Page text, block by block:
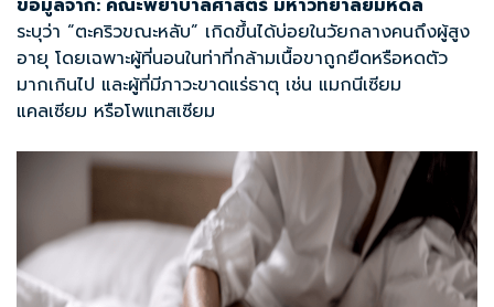
ข้อมูลจาก: คณะพยาบาลศาสตร์ มหาวิทยาลัยมหิดล
ระบุว่า “ตะคริวขณะหลับ” เกิดขึ้นได้บ่อยในวัยกลางคนถึงผู้สูง
อายุ โดยเฉพาะผู้ที่นอนในท่าที่กล้ามเนื้อขาถูกยืดหรือหดตัว
มากเกินไป และผู้ที่มีภาวะขาดแร่ธาตุ เช่น แมกนีเซียม
แคลเซียม หรือโพแทสเซียม